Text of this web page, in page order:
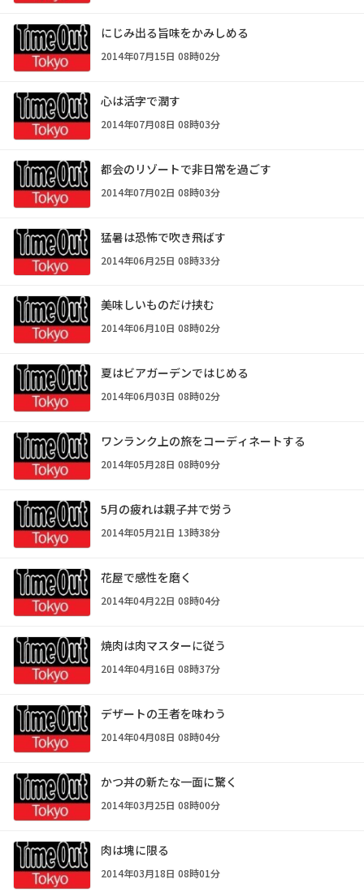
にじみ出る旨味をかみしめる
2014年07月15日 08時02分
心は活字で潤す
2014年07月08日 08時03分
都会のリゾートで非日常を過ごす
2014年07月02日 08時03分
猛暑は恐怖で吹き飛ばす
2014年06月25日 08時33分
美味しいものだけ挟む
2014年06月10日 08時02分
夏はビアガーデンではじめる
2014年06月03日 08時02分
ワンランク上の旅をコーディネートする
2014年05月28日 08時09分
5月の疲れは親子丼で労う
2014年05月21日 13時38分
花屋で感性を磨く
2014年04月22日 08時04分
焼肉は肉マスターに従う
2014年04月16日 08時37分
デザートの王者を味わう
2014年04月08日 08時04分
かつ丼の新たな一面に驚く
2014年03月25日 08時00分
肉は塊に限る
2014年03月18日 08時01分